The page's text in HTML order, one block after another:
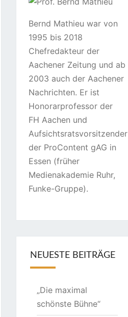
Bernd Mathieu war von
1995 bis 2018
Chefredakteur der
Aachener Zeitung und ab
2003 auch der Aachener
Nachrichten. Er ist
Honorarprofessor der
FH Aachen und
Aufsichtsratsvorsitzender
der ProContent gAG in
Essen (früher
Medienakademie Ruhr,
Funke-Gruppe).
NEUESTE BEITRÄGE
„Die maximal
schönste Bühne“